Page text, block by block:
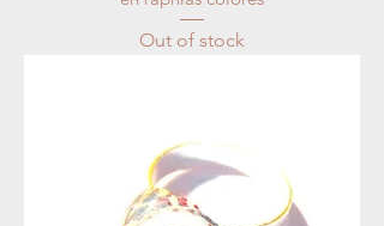
Out of stock